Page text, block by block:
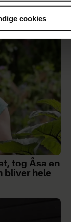
cookies
tog Åsa en
bliver hele